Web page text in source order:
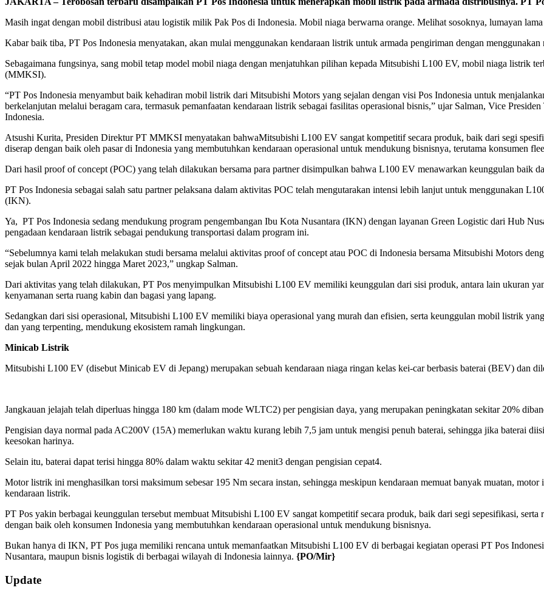
Masih ingat dengan mobil distribusi atau logistik milik Pak Pos di Indonesia. Mobil niaga berwarna orange. Melihat sosoknya, lumayan
Kabar baik tiba, PT Pos Indonesia menyatakan, akan mulai menggunakan kendaraan listrik untuk armada pengiriman dengan
Sebagaimana fungsinya, sang mobil tetap model mobil niaga dengan menjatuhkan pilihan kepada Mitsubishi L100 EV, mobil niaga listrik
(MMKSI).
“PT Pos Indonesia menyambut baik kehadiran mobil listrik dari Mitsubishi Motors yang sejalan dengan visi Pos Indonesia untuk
berkelanjutan melalui beragam cara, termasuk pemanfaatan kendaraan listrik sebagai fasilitas operasional bisnis,” ujar Salman, Vice
Indonesia.
Atsushi Kurita, Presiden Direktur PT MMKSI menyatakan bahwaMitsubishi L100 EV sangat kompetitif secara produk, baik dari segi
diserap dengan baik oleh pasar di Indonesia yang membutuhkan kendaraan operasional untuk mendukung bisnisnya, terutama konsumen
Dari hasil proof of concept (POC) yang telah dilakukan bersama para partner disimpulkan bahwa L100 EV menawarkan keunggulan baik
PT Pos Indonesia sebagai salah satu partner pelaksana dalam aktivitas POC telah mengutarakan intensi lebih lanjut untuk menggunakan
(IKN).
Ya, PT Pos Indonesia sedang mendukung program pengembangan Ibu Kota Nusantara (IKN) dengan layanan Green Logistic dari Hub
pengadaan kendaraan listrik sebagai pendukung transportasi dalam program ini.
“Sebelumnya kami telah melakukan studi bersama melalui aktivitas proof of concept atau POC di Indonesia bersama Mitsubishi Motors
sejak bulan April 2022 hingga Maret 2023,” ungkap Salman.
Dari aktivitas yang telah dilakukan, PT Pos menyimpulkan Mitsubishi L100 EV memiliki keunggulan dari sisi produk, antara lain ukuran
kenyamanan serta ruang kabin dan bagasi yang lapang.
Sedangkan dari sisi operasional, Mitsubishi L100 EV memiliki biaya operasional yang murah dan efisien, serta keunggulan mobil listrik
dan yang terpenting, mendukung ekosistem ramah lingkungan.
Minicab Listrik
Mitsubishi L100 EV (disebut Minicab EV di Jepang) merupakan sebuah kendaraan niaga ringan kelas kei-car berbasis baterai (BEV) dan
Jangkauan jelajah telah diperluas hingga 180 km (dalam mode WLTC2) per pengisian daya, yang merupakan peningkatan sekitar 20%
Pengisian daya normal pada AC200V (15A) memerlukan waktu kurang lebih 7,5 jam untuk mengisi penuh baterai, sehingga jika baterai
keesokan harinya.
Selain itu, baterai dapat terisi hingga 80% dalam waktu sekitar 42 menit3 dengan pengisian cepat4.
Motor listrik ini menghasilkan torsi maksimum sebesar 195 Nm secara instan, sehingga meskipun kendaraan memuat banyak muatan,
kendaraan listrik.
PT Pos yakin berbagai keunggulan tersebut membuat Mitsubishi L100 EV sangat kompetitif secara produk, baik dari segi sepesifikasi,
dengan baik oleh konsumen Indonesia yang membutuhkan kendaraan operasional untuk mendukung bisnisnya.
Bukan hanya di IKN, PT Pos juga memiliki rencana untuk memanfaatkan Mitsubishi L100 EV di berbagai kegiatan operasi PT Pos
Nusantara, maupun bisnis logistik di berbagai wilayah di Indonesia lainnya. {PO/Mir}
2024-
02-
Update